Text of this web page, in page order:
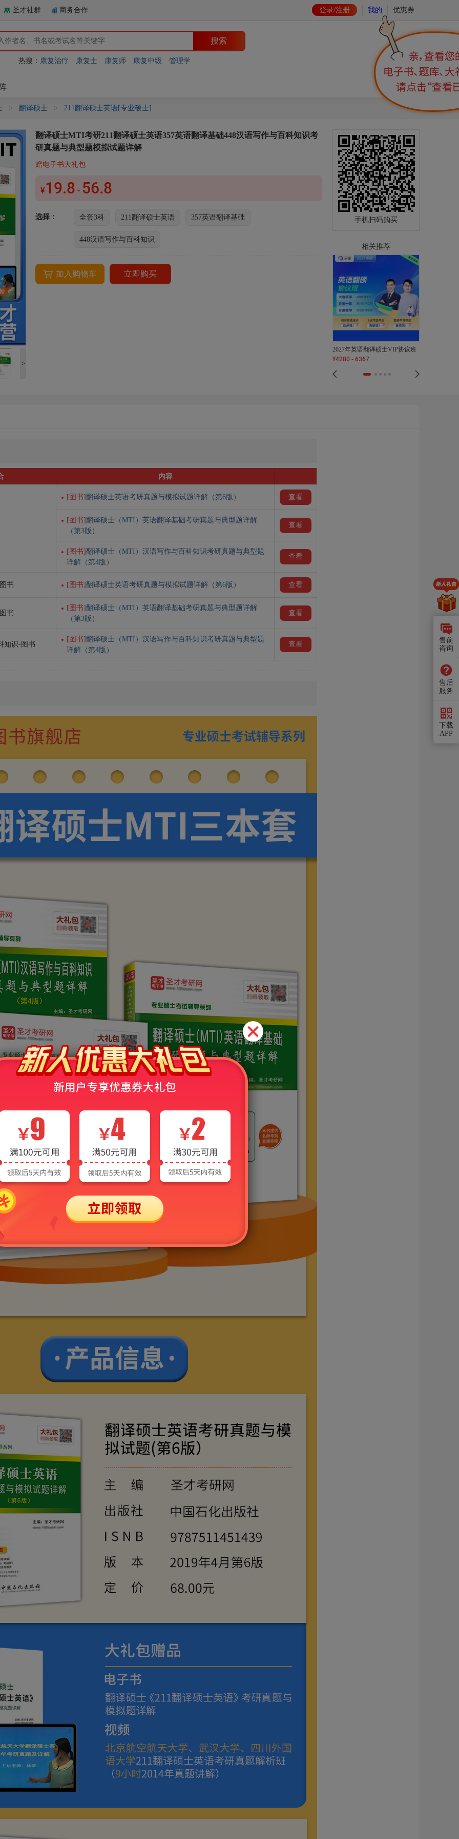
圣才社群 商务合作 登录/注册 我的 优惠券
热搜： 康复治疗 康复士 康复师 康复中级 管理学
> 翻译硕士 > 211翻译硕士英语[专业硕士]
翻译硕士MTI考研211翻译硕士英语357英语翻译基础448汉语写作与百科知识考
研真题与典型题模拟试题详解
赠电子书大礼包
¥19.8 - 56.8
选择： 全套3科 211翻译硕士英语 357英语翻译基础
448汉语写作与百科知识
加入购物车 立即购买
手机扫码购买
相关推荐
2027年英语翻译硕士VIP协议班
¥4280 - 6367
>
内容
[图书]翻译硕士英语考研真题与模拟试题详解（第6版） 查看
[图书]翻译硕士（MTI）英语翻译基础考研真题与典型题详解
（第3版）
查看
[图书]翻译硕士（MTI）汉语写作与百科知识考研真题与典型题
详解（第4版）
查看
书 [图书]翻译硕士英语考研真题与模拟试题详解（第6版） 查看
书
[图书]翻译硕士（MTI）英语翻译基础考研真题与典型题详解
（第3版）
查看
知识-图书
[图书]翻译硕士（MTI）汉语写作与百科知识考研真题与典型题
详解（第4版）
查看
售前
咨询
售后
服务
下载
APP